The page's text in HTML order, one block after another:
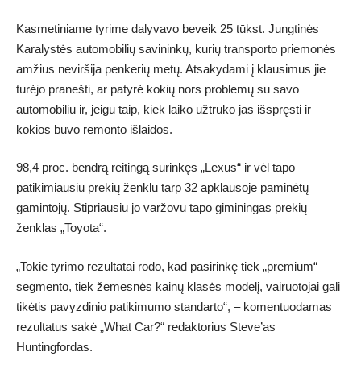
Kasmetiniame tyrime dalyvavo beveik 25 tūkst. Jungtinės
Karalystės automobilių savininkų, kurių transporto priemonės
amžius neviršija penkerių metų. Atsakydami į klausimus jie
turėjo pranešti, ar patyrė kokių nors problemų su savo
automobiliu ir, jeigu taip, kiek laiko užtruko jas išspręsti ir
kokios buvo remonto išlaidos.
98,4 proc. bendrą reitingą surinkęs „Lexus“ ir vėl tapo
patikimiausiu prekių ženklu tarp 32 apklausoje paminėtų
gamintojų. Stipriausiu jo varžovu tapo giminingas prekių
ženklas „Toyota“.
„Tokie tyrimo rezultatai rodo, kad pasirinkę tiek „premium“
segmento, tiek žemesnės kainų klasės modelį, vairuotojai gali
tikėtis pavyzdinio patikimumo standarto“, – komentuodamas
rezultatus sakė „What Car?“ redaktorius Steve’as
Huntingfordas.